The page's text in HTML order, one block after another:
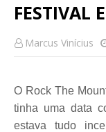
FESTIVAL
Marcus Vinícius
O Rock The
tinha uma data
estava tudo